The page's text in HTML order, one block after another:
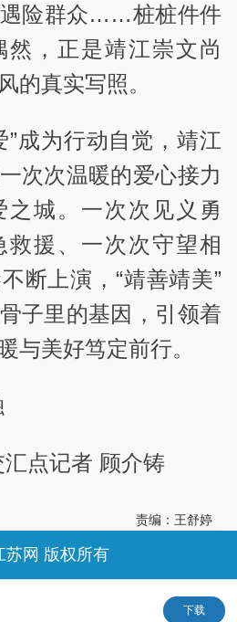
险群众……桩桩件件
然，正是靖江崇文尚
的真实写照。
”成为行动自觉，靖江
次次温暖的爱心接力
之城。一次次见义勇
救援、一次次守望相
断上演，“靖善靖美”
子里的基因，引领着
与美好笃定前行。
汇点记者 顾介铸
责编：王舒婷
下载
苏网 版权所有